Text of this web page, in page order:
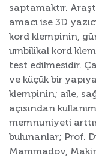
saptamaktır.
amacı ise 3D
kord klempinin,
umbilikal kord
test edilmesidir.
ve küçük bir
klempinin; aile,
açısından
memnuniyeti
bulunanlar; Prof.
Mammadov,